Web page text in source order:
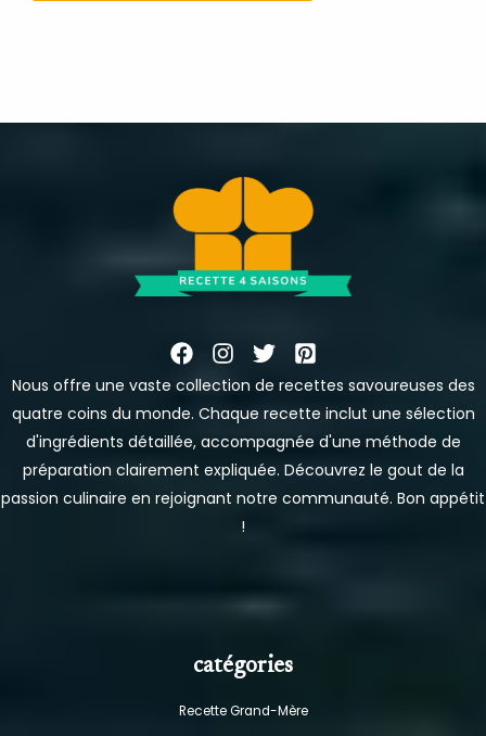
Nous offre une vaste collection de recettes savoureuses des
quatre coins du monde. Chaque recette inclut une sélection
d'ingrédients détaillée, accompagnée d'une méthode de
préparation clairement expliquée. Découvrez le gout de la
passion culinaire en rejoignant notre communauté. Bon appétit
!
catégories
Recette Grand-Mère